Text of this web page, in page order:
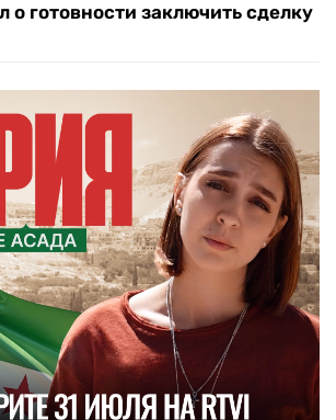
о готовности заключить сделку